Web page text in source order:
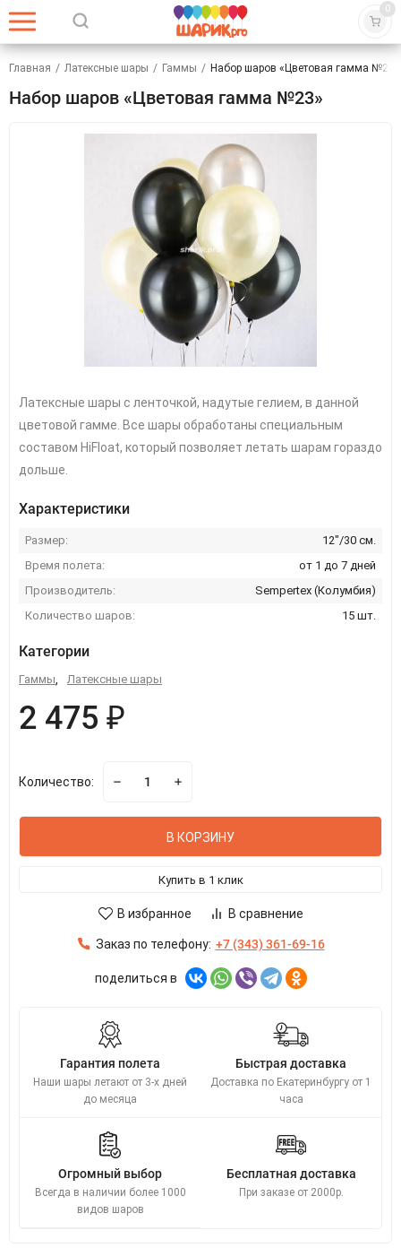
0
Главная / Латексные шары / Гаммы / Набор шаров «Цветовая гамма №23»
Набор шаров «Цветовая гамма №23»
Латексные шары с ленточкой, надутые гелием, в данной
цветовой гамме. Все шары обработаны специальным
составом HiFloat, который позволяет летать шарам гораздо
дольше.
Характеристики
Размер:
12"/30 см.
Время полета:
от 1 до 7 дней
Производитель:
Sempertex (Колумбия)
Количество шаров:
15 шт.
Категории
Гаммы, Латексные шары
2 475 ₽
Количество:
В КОРЗИНУ
Купить в 1 клик
В избранное В сравнение
Заказ по телефону: +7 (343) 361-69-16
поделиться в
Гарантия полета
Наши шары летают от 3-х дней
до месяца
Быстрая доставка
Доставка по Екатеринбургу от 1
часа
Огромный выбор
Всегда в наличии более 1000
видов шаров
Бесплатная доставка
При заказе от 2000р.